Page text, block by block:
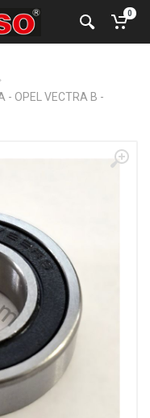
0
- OPEL VECTRA B -